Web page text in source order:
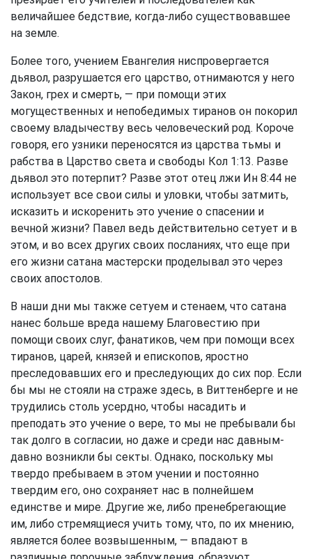
величайшее бедствие, когда-либо существовавшее
на земле.
Более того, учением Евангелия ниспровергается
дьявол, разрушается его царство, отнимаются у него
Закон, грех и смерть, — при помощи этих
могущественных и непобедимых тиранов он покорил
своему владычеству весь человеческий род. Короче
говоря, его узники переносятся из царства тьмы и
рабства в Царство света и свободы Кол 1:13. Разве
дьявол это потерпит? Разве этот отец лжи Ин 8:44 не
использует все свои силы и уловки, чтобы затмить,
исказить и искоренить это учение о спасении и
вечной жизни? Павел ведь действительно сетует и в
этом, и во всех других своих посланиях, что еще при
его жизни сатана мастерски проделывал это через
своих апостолов.
В наши дни мы также сетуем и стенаем, что сатана
нанес больше вреда нашему Благовестию при
помощи своих слуг, фанатиков, чем при помощи всех
тиранов, царей, князей и епископов, яростно
преследовавших его и преследующих до сих пор. Если
бы мы не стояли на страже здесь, в Виттенберге и не
трудились столь усердно, чтобы насадить и
преподать это учение о вере, то мы не пребывали бы
так долго в согласии, но даже и среди нас давным-
давно возникли бы секты. Однако, поскольку мы
твердо пребываем в этом учении и постоянно
твердим его, оно сохраняет нас в полнейшем
единстве и мире. Другие же, либо пренебрегающие
им, либо стремящиеся учить тому, что, по их мнению,
является более возвышенным, — впадают в